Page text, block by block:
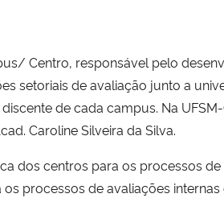
Centro, responsável pelo
setoriais de avaliação junto a
de cada campus. Na
Caroline Silveira da Silva.
dos centros para os processos
processos de avaliações